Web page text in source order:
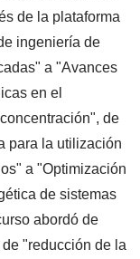
de la plataforma
ingeniería de
a "Avances
en el
de
para la utilización
a "Optimización
de sistemas
abordó de
"reducción de la